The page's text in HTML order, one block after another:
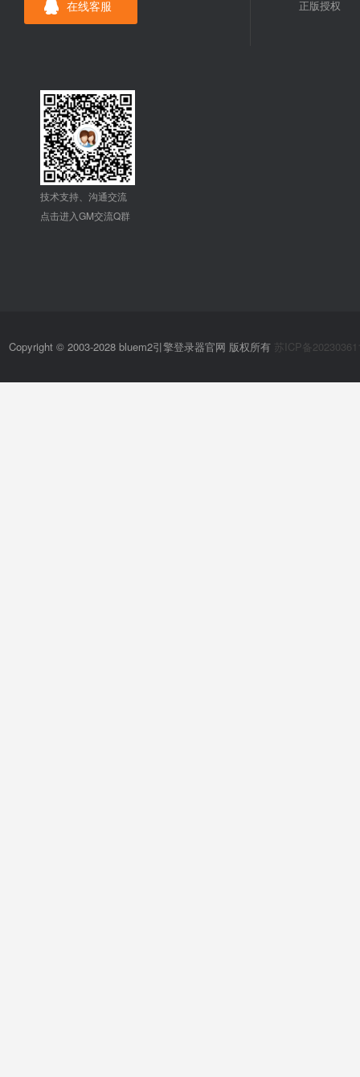
在线客服 正版授权
技术支持、沟通交流
点击进入GM交流Q群
Copyright © 2003-2028 bluem2引擎登录器官网 版权所有 苏ICP备